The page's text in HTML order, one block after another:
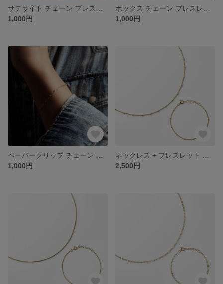
1,000円
1,000円
1,000円
2,500円